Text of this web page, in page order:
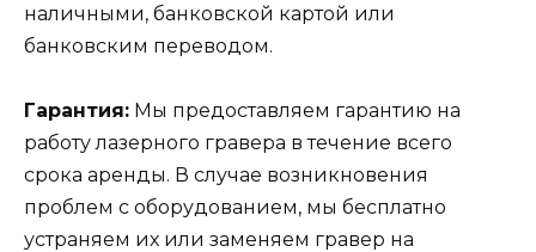
наличными, банковской картой или
банковским переводом.
Гарантия: Мы предоставляем гарантию на
работу лазерного гравера в течение всего
срока аренды. В случае возникновения
проблем с оборудованием, мы бесплатно
устраняем их или заменяем гравер на